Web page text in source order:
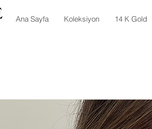
Ana Sayfa Koleksiyon 14 K Gold